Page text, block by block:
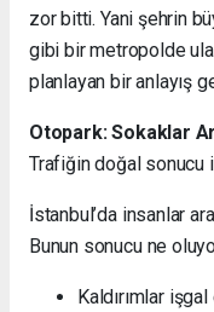
zor bitti. Yani şehrin
gibi bir metropolde
planlayan bir anlayış
Otopark: Sokaklar
Trafiğin doğal
İstanbul’da insanlar
Bunun sonucu ne
Kaldırımlar